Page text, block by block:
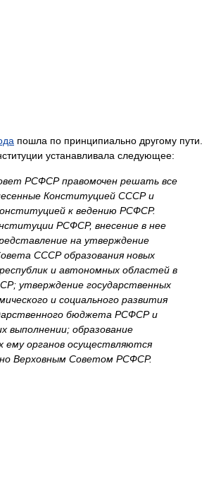
пошла по принципиально другому пути.
устанавливала следующее:
РСФСР правомочен решать все
Конституцией СССР и
к ведению РСФСР.
РСФСР, внесение в нее
на утверждение
СССР образования новых
и автономных областей в
утверждение государственных
и социального развития
бюджета РСФСР и
выполнении; образование
ему органов осуществляются
Верховным Советом РСФСР.